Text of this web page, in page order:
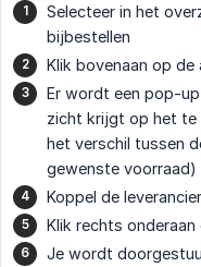
Selecteer in het
bijbestellen
Klik bovenaan op
Er wordt een pop-
zicht krijgt op het te
het verschil tussen
gewenste voorraad)
Koppel de
Klik rechts
Je wordt